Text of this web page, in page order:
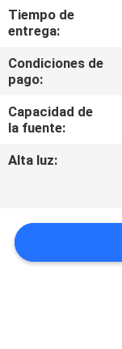
CALIDAD
ÉNTRENOS
EN
CONTACTO
CON
UNA
CITA
Tiempo de
entrega:
Condiciones de
pago:
Capacidad de
la fuente:
Alta luz: